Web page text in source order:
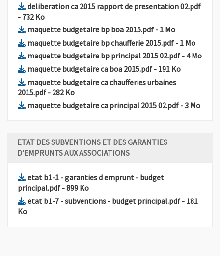
deliberation ca 2015 rapport de presentation 02.pdf,
- 732 Ko, Ouvre une nouvelle fenêtre
maquette budgetaire bp boa 2015.pdf, Fichier au format
- 1 Mo, Ouvre une
maquette budgetaire bp chaufferie 2015.pdf, Fichier au
- 1 Mo,
maquette budgetaire bp principal 2015 02.pdf, Fichier au
- 4 Mo,
maquette budgetaire ca boa 2015.pdf, Fichier au format
- 191 Ko, Ouvre
maquette budgetaire ca chaufferies urbaines
2015.pdf, Fichier au format Pdf
- 282 Ko, Ouvre une nouvelle fenêtre
maquette budgetaire ca principal 2015 02.pdf, Fichier au
- 3 Mo,
ETAT DES SUBVENTIONS ET DES GARANTIES
D'EMPRUNTS AUX ASSOCIATIONS
etat b1-1 - garanties d emprunt - budget
principal.pdf, Fichier au format Pdf
- 899 Ko, Ouvre une nouvelle fenêtre
etat b1-7 - subventions - budget principal.pdf, Fichier au
- 181
Ko, Ouvre une nouvelle fenêtre